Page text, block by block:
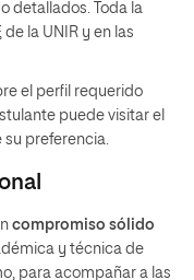
detallados. Toda la
la UNIR y en las
el perfil requerido
puede visitar el
su preferencia.
compromiso sólido
y técnica de
para acompañar a las